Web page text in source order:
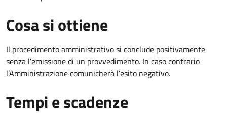
Cosa si ottiene
Il procedimento amministrativo si conclude positivamente
senza l’emissione di un provvedimento. In caso contrario
l’Amministrazione comunicherà l’esito negativo.
Tempi e scadenze